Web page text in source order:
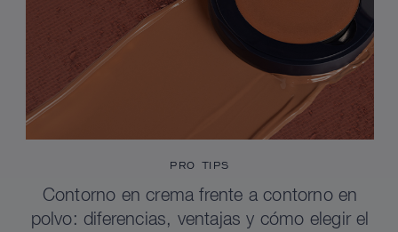
PRO TIPS
Contorno en crema frente a contorno en
polvo: diferencias, ventajas y cómo elegir el